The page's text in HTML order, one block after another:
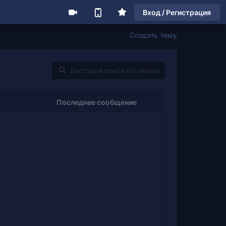
Вход / Регистрация
Создать тему
Последнее сообщение